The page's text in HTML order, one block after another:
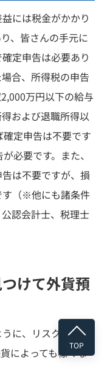
には税金がかかり
、皆さんの手元に
定申告は必要あり
合、所得税の申告
万円以下の給与
および退職所得以
定申告は不要です
必要です。また、
は不要ですが、損
す（※他にも諸条件
認会計士、税理士
けて外貨預
に、リスクとリタ
によっても様々な
TOP